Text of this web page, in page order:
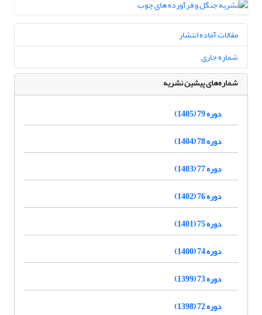
مقالات آماده انتشار
شماره جاری
شماره‌های پیشین نشریه
دوره 79 (1405)
دوره 78 (1404)
دوره 77 (1403)
دوره 76 (1402)
دوره 75 (1401)
دوره 74 (1400)
دوره 73 (1399)
دوره 72 (1398)